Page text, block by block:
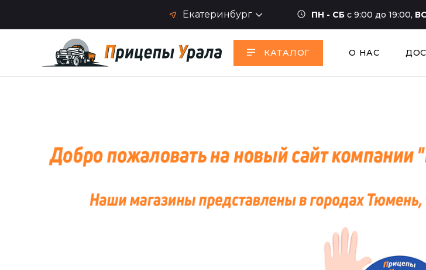
Екатеринбург ПН - СБ с 9:00 до 19:00,
КАТАЛОГ О НАС